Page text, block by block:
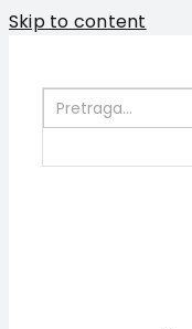
Skip to content